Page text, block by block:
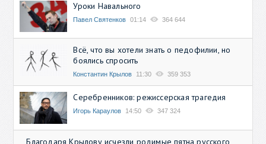
Уроки Навального
Павел Святенков 01:14 364 644
Всё, что вы хотели знать о педофилии, но
боялись спросить
Константин Крылов 11:30 359 353
Серебренников: режиссерская трагедия
Игорь Караулов 14:50 347 324
Благодаря Крылову исчезли родимые пятна русского